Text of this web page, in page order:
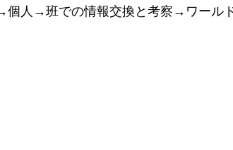
個人→班での情報交換と考察→ワール